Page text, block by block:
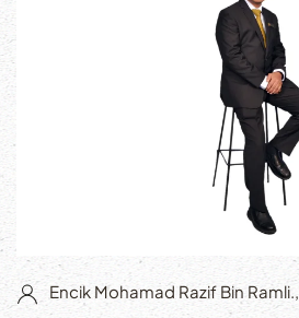
Encik Mohamad Razif Bin Ramli.,